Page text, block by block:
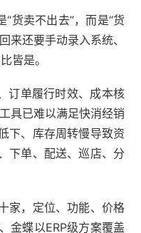
货卖不出去”，而是“货
来还要手动录入系统、
皆是。
订单履行时效、成本核
具已难以满足快消经销
下、库存周转慢导致资
下单、配送、巡店、分
家，定位、功能、价格
金蝶以ERP级方案覆盖